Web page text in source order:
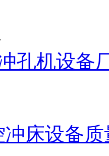
孔机设备
床设备